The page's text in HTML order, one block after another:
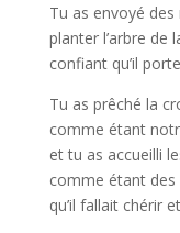
Tu as envoyé
planter l’arbre de
confiant qu’il
Tu as prêché la
comme étant
et tu as accueilli
comme étant des
qu’il fallait chérir